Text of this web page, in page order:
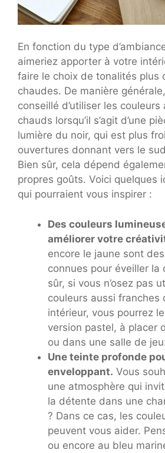
En fonction du type
aimeriez apporter à votre
faire le choix de tonalités plus
chaudes. De manière
conseillé d’utiliser les
chauds lorsqu’il s’agit d’une
lumière du noir, qui est plus
ouvertures donnant vers le
Bien sûr, cela dépend
propres goûts. Voici quelques
qui pourraient vous inspirer :
Des couleurs
améliorer votre
encore le jaune sont
connues pour éveiller la
sûr, si vous n’osez pas
couleurs aussi franches
intérieur, vous pourrez
version pastel, à placer
ou dans une salle de
Une teinte profonde
enveloppant. Vous
une atmosphère qui
la détente dans une
? Dans ce cas, les
peuvent vous aider.
ou encore au bleu